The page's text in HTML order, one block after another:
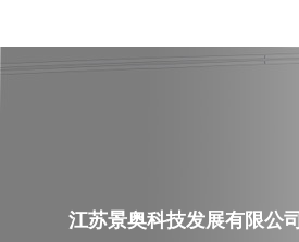
江苏景奥科技发展有限公司